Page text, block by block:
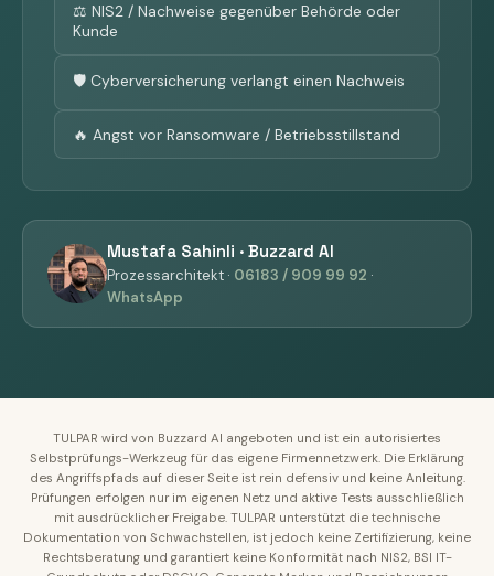
⚖️ NIS2 / Nachweise gegenüber Behörde oder
Kunde
🛡️ Cyberversicherung verlangt einen Nachweis
🔥 Angst vor Ransomware / Betriebsstillstand
Mustafa Sahinli · Buzzard AI
Prozessarchitekt · 06183 / 909 99 92 ·
WhatsApp
TULPAR wird von Buzzard AI angeboten und ist ein autorisiertes
Selbstprüfungs-Werkzeug für das eigene Firmennetzwerk. Die Erklärung
des Angriffspfads auf dieser Seite ist rein defensiv und keine Anleitung.
Prüfungen erfolgen nur im eigenen Netz und aktive Tests ausschließlich
mit ausdrücklicher Freigabe. TULPAR unterstützt die technische
Dokumentation von Schwachstellen, ist jedoch keine Zertifizierung, keine
Rechtsberatung und garantiert keine Konformität nach NIS2, BSI IT-